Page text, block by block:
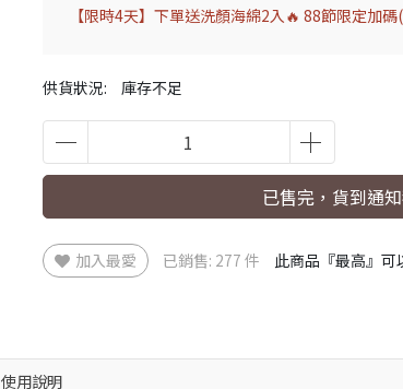
供貨狀況: 庫存不足
【限時4天】下單送洗顏海綿2入🔥 88節限定加
已售完，貨到通
加入最愛 已銷售: 277 件 此商品『最高』可
使用說明